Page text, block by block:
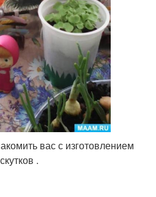
вас с изготовлением
.